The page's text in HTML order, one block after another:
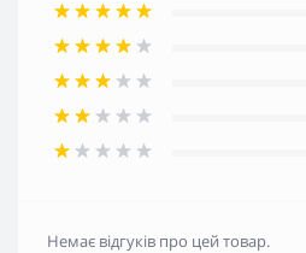
Немає відгуків про цей товар.